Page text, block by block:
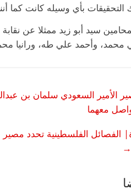
التحقيقات بأي وسيله كانت كما
سيد أبو زيد ممثلا عن
محمد، وأحمد علي طه، ورانيا
الأمير السعودي سلمان بن
معهما
→
الرئيسية مصر
دافع عن قضايا الوطن
للحرية (بروفايل)